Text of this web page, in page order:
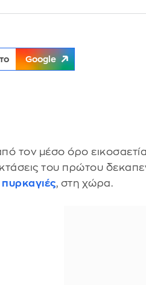
Google
τον μέσο όρο
του πρώτου
πυρκαγιές, στη χώρα.